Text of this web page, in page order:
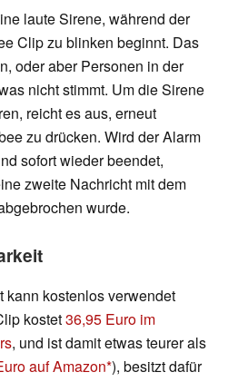
laute Sirene, während der
Clip zu blinken beginnt. Das
oder aber Personen in der
nicht stimmt. Um die Sirene
reicht es aus, erneut
zu drücken. Wird der Alarm
sofort wieder beendet,
zweite Nachricht mit dem
wurde.
kann kostenlos verwendet
kostet36,95 Euro im
, und ist damit etwas teurer als
auf Amazon ), besitzt dafür